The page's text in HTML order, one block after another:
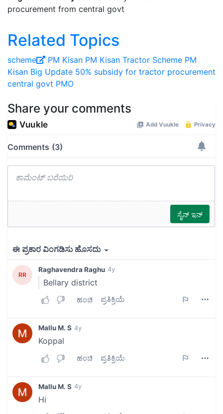
procurement from central govt
Related Topics
scheme PM Kisan PM Kisan Tractor Scheme PM
Kisan Big Update 50% subsidy for tractor procurement
central govt PMO
Share your comments